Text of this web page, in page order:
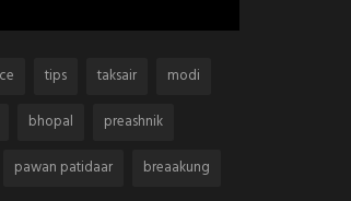
tips taksair
modi
bhopal
preashnik
pawan patidaar
breaakung